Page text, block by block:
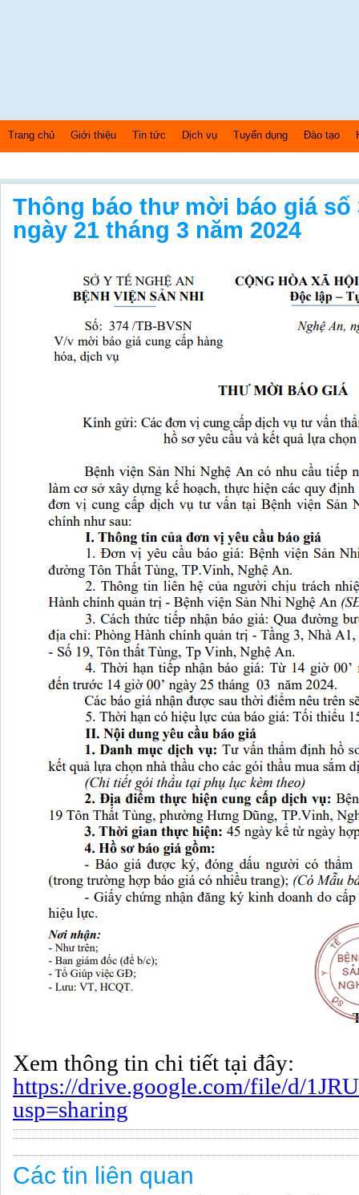
Trang chủ Giới thiệu Tin tức Dịch vụ Tuyển dụng Đào tạo
Thông báo thư mời báo giá số
ngày 21 tháng 3 năm 2024
Xem thông tin chi tiết tại đây:
https://drive.google.com/file/d/
usp=sharing
Các tin liên quan